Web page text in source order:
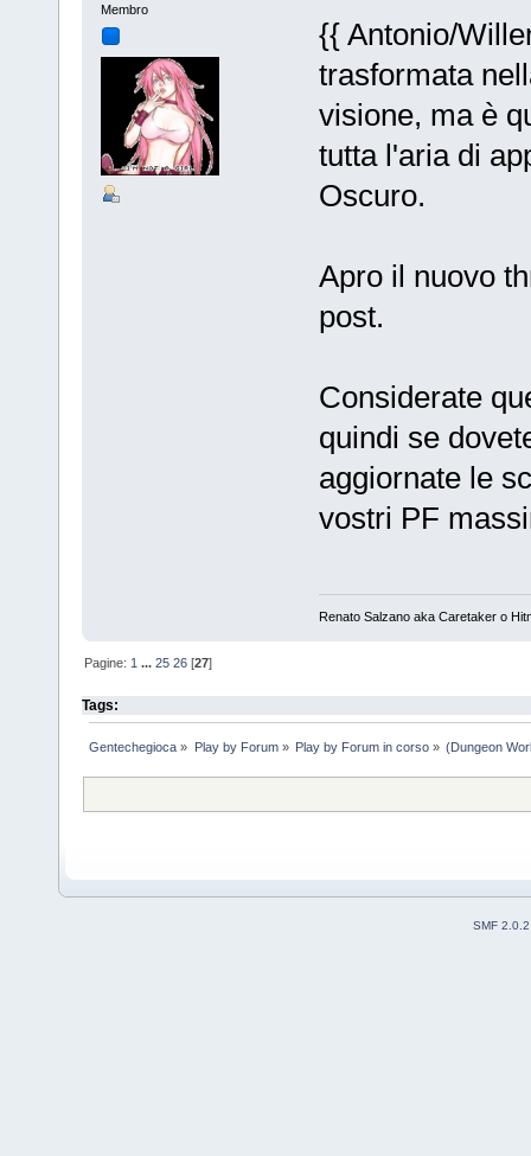
Membro
{{ Antonio/
trasformata
visione, ma è
tutta l'aria di
Oscuro.
Apro il nuovo
post.
Considerate
quindi se
aggiornate le
vostri PF
Renato Salzano aka Caretaker o
Pagine: 1 ...25 26 [27]
Tags:
Gentechegioca » Play by Forum» Play by Forum in corso» (Dungeon
SMF 2.0.2